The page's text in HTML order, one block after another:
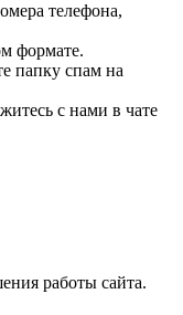
телефона,
формате.
папку спам на
с нами в чате
работы сайта.